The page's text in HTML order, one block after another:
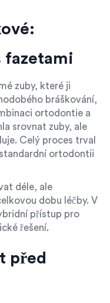
fazetami
zuby, které ji
bráškování,
ortodontie a
srovnat zuby, ale
Celý proces trval
ortodontii
déle, ale
dobu léčby. V
přístup pro
řešení.
před